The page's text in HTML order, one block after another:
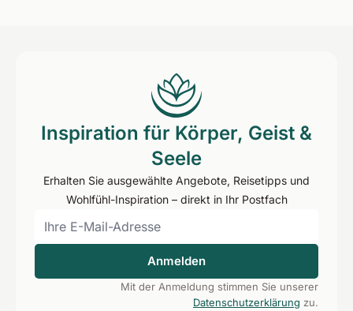
Inspiration für Körper, Geist &
Seele
Erhalten Sie ausgewählte Angebote, Reisetipps und
Wohlfühl-Inspiration – direkt in Ihr Postfach
Anmelden
Mit der Anmeldung stimmen Sie unserer
Datenschutzerklärung zu.